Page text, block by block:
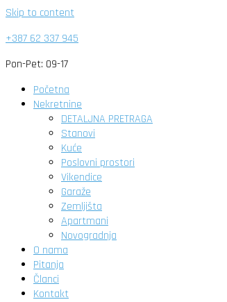
Skip to content
+387 62 337 945
Pon-Pet: 09-17
Početna
Nekretnine
DETALJNA PRETRAGA
Stanovi
Kuće
Poslovni prostori
Vikendice
Garaže
Zemljišta
Apartmani
Novogradnja
O nama
Pitanja
Članci
Kontakt